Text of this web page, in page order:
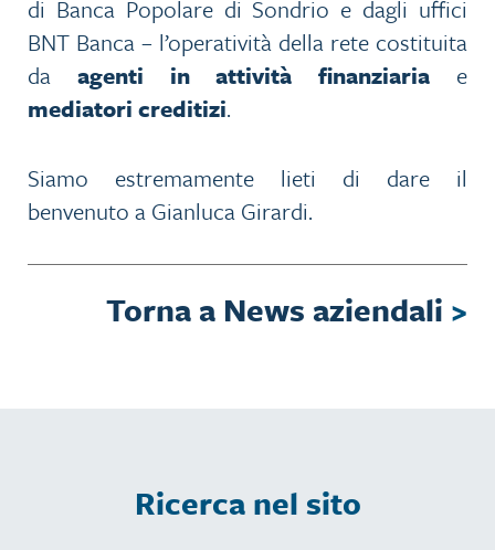
di Banca Popolare di Sondrio e dagli uffici
BNT Banca – l’operatività della rete costituita
da agenti in attività finanziaria e
mediatori creditizi.
Siamo estremamente lieti di dare il
benvenuto a Gianluca Girardi.
Torna a News aziendali >
Ricerca nel sito